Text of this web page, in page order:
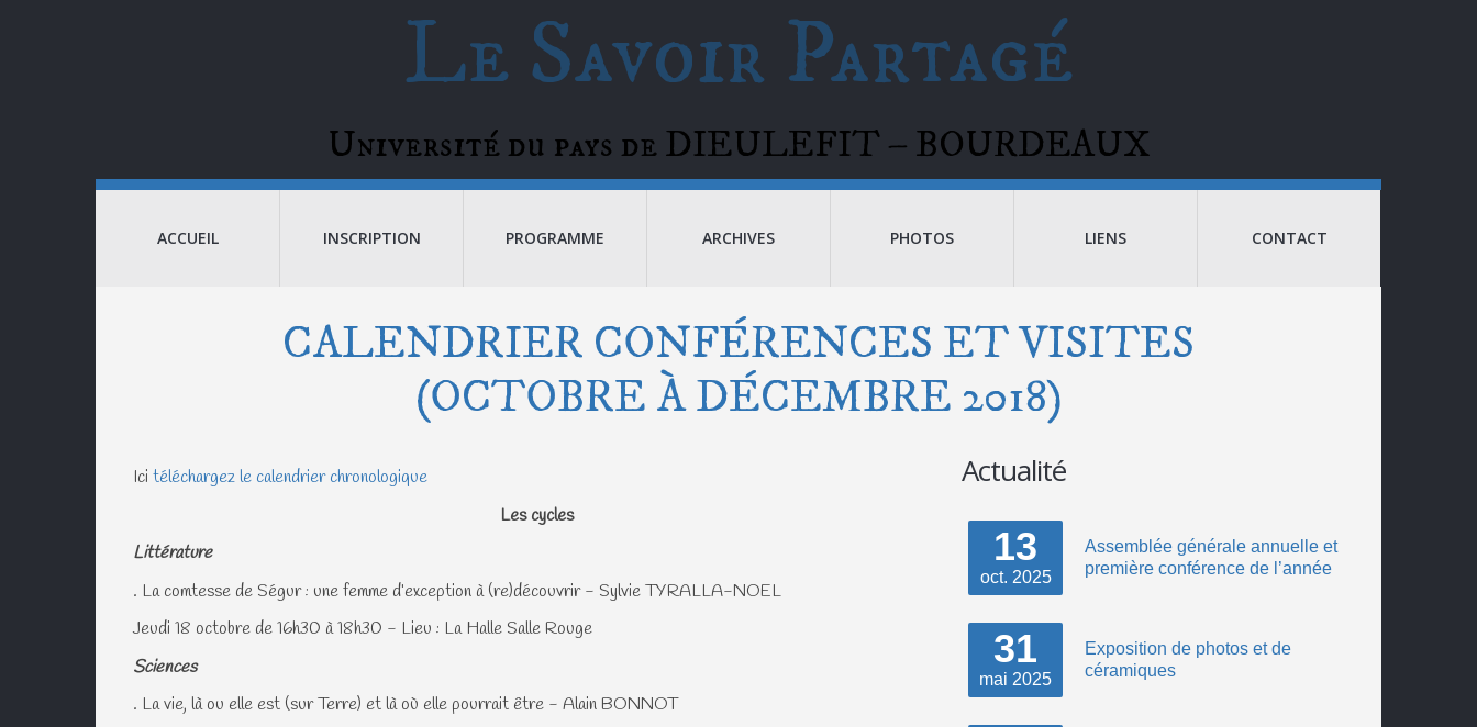
Le Savoir Partagé
Université du pays de DIEULEFIT – BOURDEAUX
ACCUEIL INSCRIPTION PROGRAMME ARCHIVES PHOTOS LIENS CONTACT
CALENDRIER CONFÉRENCES ET VISITES
(OCTOBRE À DÉCEMBRE 2018)
Ici téléchargez le calendrier chronologique
Les cycles
Littérature
. La comtesse de Ségur : une femme d’exception à (re)découvrir - Sylvie TYRALLA-NOEL
Jeudi 18 octobre de 16h30 à 18h30 - Lieu : La Halle Salle Rouge
Sciences
. La vie, là ou elle est (sur Terre) et là où elle pourrait être - Alain BONNOT
Actualité
13
oct. 2025
Assemblée générale annuelle et
première conférence de l’année
31
mai 2025
Exposition de photos et de
céramiques